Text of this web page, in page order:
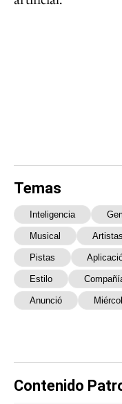
Temas
Inteligencia
Musical Artistas
Pistas
Estilo
Anunció
Contenido